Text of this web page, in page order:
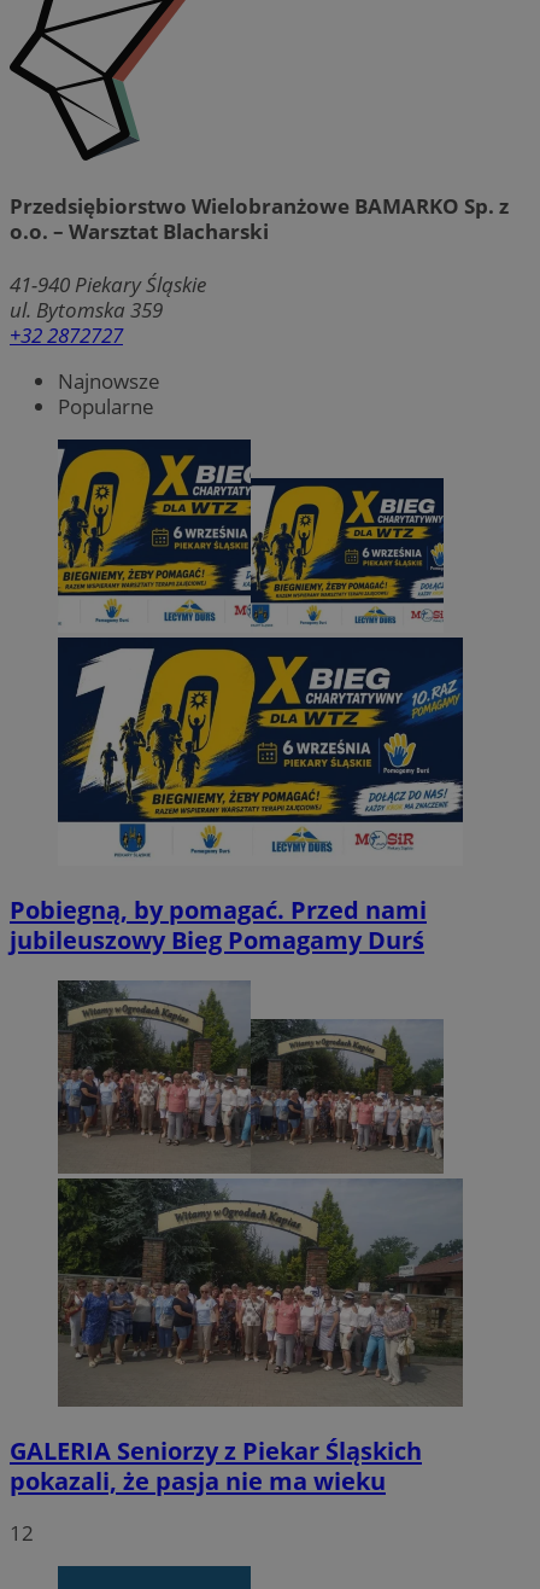
Przedsiębiorstwo Wielobranżowe BAMARKO Sp. z
o.o. – Warsztat Blacharski
41-940 Piekary Śląskie
ul. Bytomska 359
+32 2872727
Najnowsze
Popularne
Pobiegną, by pomagać. Przed nami
jubileuszowy Bieg Pomagamy Durś
GALERIA Seniorzy z Piekar Śląskich
pokazali, że pasja nie ma wieku
12